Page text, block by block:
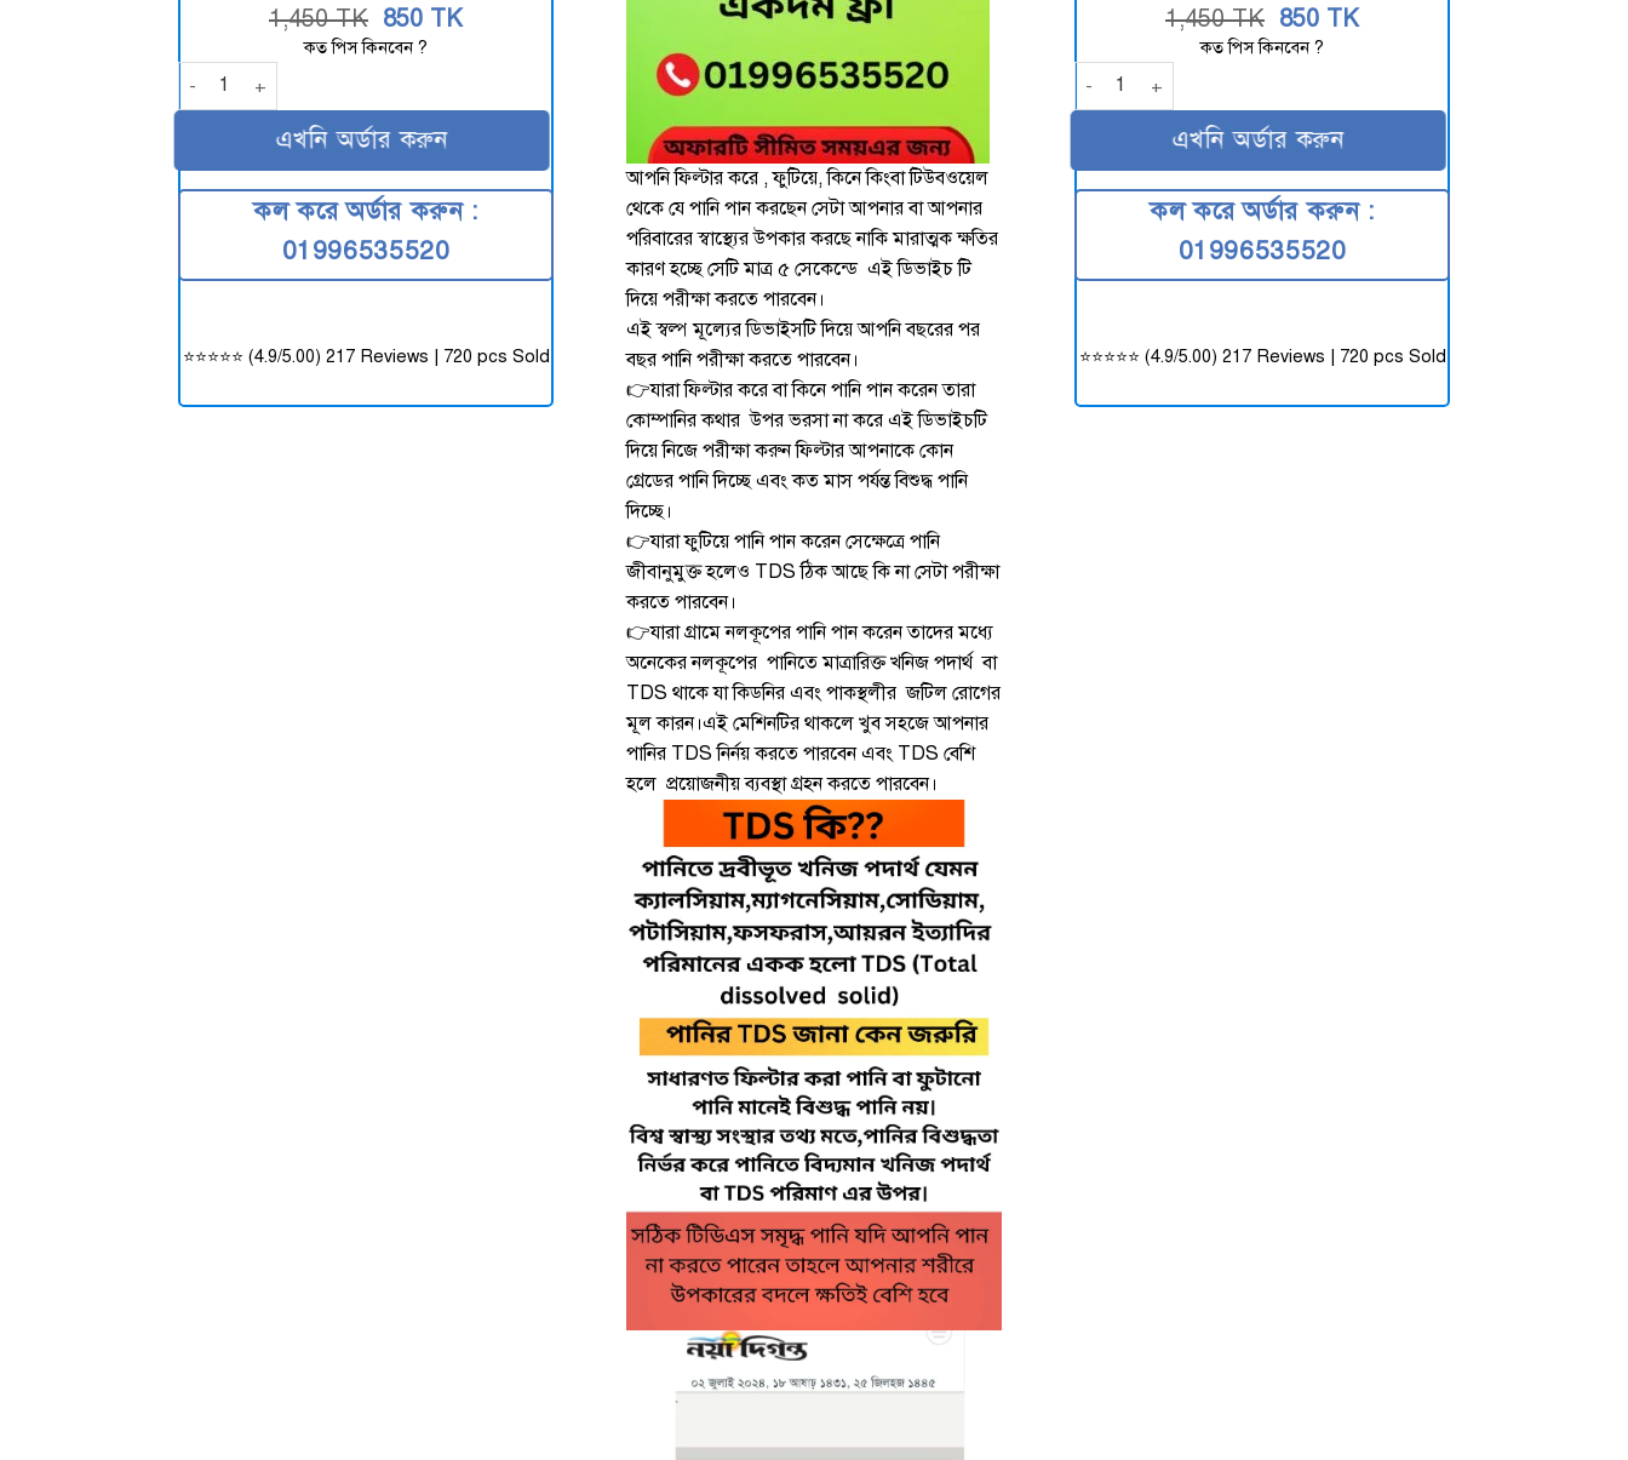
1,450TK Original
price
TK.
850 TKCurrent
TK.
কত পিস কিনবেন ?
TDS METER (HiGH QUALITY) quantity
এখনি অর্ডার করুন
কল করে অর্ডার করুন :
01996535520
⭐⭐⭐⭐⭐ (4.9/5.00) 217 Reviews | 720 pcs Sold
আপনি ফিল্টার করে , ফুটিয়ে, কিনে কিংবা টিউবওয়েল
থেকে যে পানি পান করছেন সেটা আপনার বা আপনার
পরিবারের স্বাস্থ্যের উপকার করছে নাকি মারাত্মক ক্ষতির
কারণ হচ্ছে সেটি মাত্র ৫ সেকেন্ডে এই ডিভাইচ টি
দিয়ে পরীক্ষা করতে পারবেন।
এই স্বল্প মূল্যের ডিভাইসটি দিয়ে আপনি বছরের পর
বছর পানি পরীক্ষা করতে পারবেন।
👉যারা ফিল্টার করে বা কিনে পানি পান করেন তারা
কোম্পানির কথার উপর ভরসা না করে এই ডিভাইচটি
দিয়ে নিজে পরীক্ষা করুন ফিল্টার আপনাকে কোন
গ্রেডের পানি দিচ্ছে এবং কত মাস পর্যন্ত বিশুদ্ধ পানি
দিচ্ছে।
👉যারা ফুটিয়ে পানি পান করেন সেক্ষেত্রে পানি
জীবানুমুক্ত হলেও TDS ঠিক আছে কি না সেটা পরীক্ষা
করতে পারবেন।
👉যারা গ্রামে নলকূপের পানি পান করেন তাদের মধ্যে
অনেকের নলকূপের পানিতে মাত্রারিক্ত খনিজ পদার্থ বা
TDS থাকে যা কিডনির এবং পাকস্থলীর জটিল রোগের
মূল কারন।এই মেশিনটির থাকলে খুব সহজে আপনার
পানির TDS নির্নয় করতে পারবেন এবং TDS বেশি
হলে প্রয়োজনীয় ব্যবস্থা গ্রহন করতে পারবেন।
1,450TK Original
price
TK.
850 TKCurrent
TK.
কত পিস কিনবেন ?
TDS METER (HiGH QUALITY) quantity
এখনি অর্ডার করুন
কল করে অর্ডার করুন :
01996535520
⭐⭐⭐⭐⭐ (4.9/5.00) 217 Reviews | 720 pcs Sold